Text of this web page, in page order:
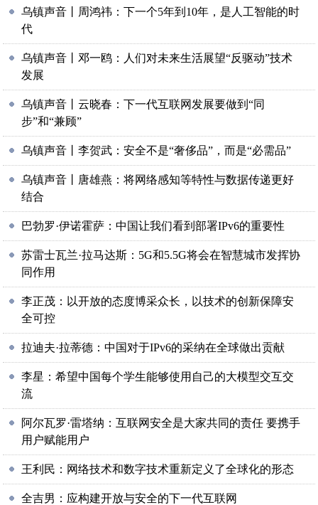
乌镇声音丨周鸿祎：下一个5年到10年，是人工智能的时
代
乌镇声音丨邓一鸥：人们对未来生活展望“反驱动”技术
发展
乌镇声音丨云晓春：下一代互联网发展要做到“同
步”和“兼顾”
乌镇声音丨李贺武：安全不是“奢侈品”，而是“必需品”
乌镇声音丨唐雄燕：将网络感知等特性与数据传递更好
结合
巴勃罗·伊诺霍萨：中国让我们看到部署IPv6的重要性
苏雷士瓦兰·拉马达斯：5G和5.5G将会在智慧城市发挥协
同作用
李正茂：以开放的态度博采众长，以技术的创新保障安
全可控
拉迪夫·拉蒂德：中国对于IPv6的采纳在全球做出贡献
李星：希望中国每个学生能够使用自己的大模型交互交
流
阿尔瓦罗·雷塔纳：互联网安全是大家共同的责任 要携手
用户赋能用户
王利民：网络技术和数字技术重新定义了全球化的形态
全吉男：应构建开放与安全的下一代互联网